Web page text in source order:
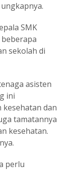
SMK
sekolah di
asisten
ini
dan
tamatannya
kesehatan.
perlu